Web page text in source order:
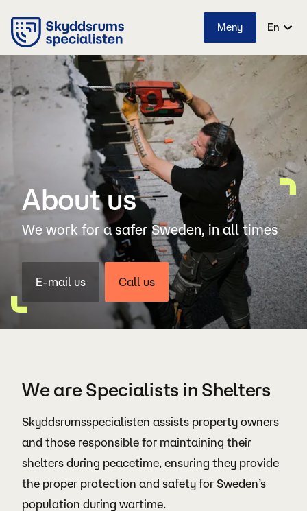
Meny En
About us
We work for a safer Sweden, in all times
E-mail us Call us
We are Specialists in Shelters
Skyddsrumsspecialisten assists property owners
and those responsible for maintaining their
shelters during peacetime, ensuring they provide
the proper protection and safety for Sweden’s
population during wartime.